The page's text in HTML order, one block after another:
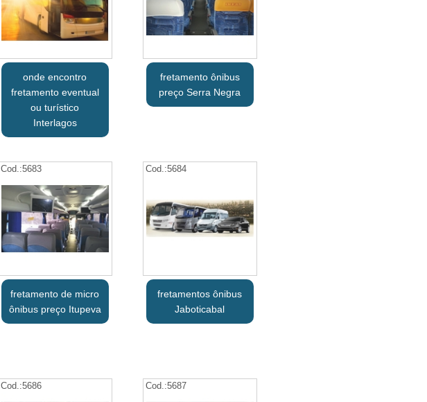
onde encontro
fretamento eventual
ou turístico
Interlagos
fretamento ônibus
preço Serra Negra
Cod.:5683
fretamento de micro
ônibus preço Itupeva
Cod.:5684
fretamentos ônibus
Jaboticabal
Cod.:5686 Cod.:5687